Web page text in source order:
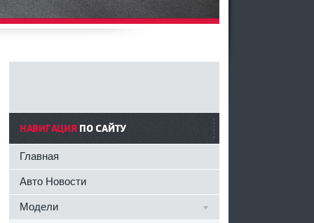
НАВИГАЦИЯПО САЙТУ
Главная
Авто Новости
Модели